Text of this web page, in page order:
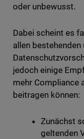
oder unbewusst.
Dabei scheint es
allen bestehenden
jedoch einige
mehr Compliance
beitragen können:
Zunächst
geltenden